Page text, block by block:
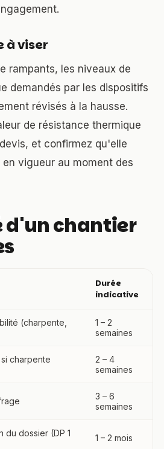
à viser
rampants, les niveaux de
demandés par les dispositifs
révisés à la hausse.
de résistance thermique
et confirmez qu'elle
vigueur au moment des
d'un chantier
Durée
indicative
(charpente,
1 – 2
semaines
charpente
2 – 4
semaines
3 – 6
semaines
du dossier (DP 1
1 – 2 mois